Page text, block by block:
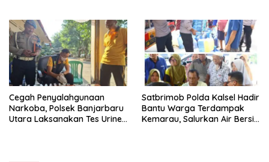
Cegah Penyalahgunaan
Narkoba, Polsek Banjarbaru
Utara Laksanakan Tes Urine
Satbrimob Polda Kalsel Hadir
Bantu Warga Terdampak
Kemarau, Salurkan Air Bersih